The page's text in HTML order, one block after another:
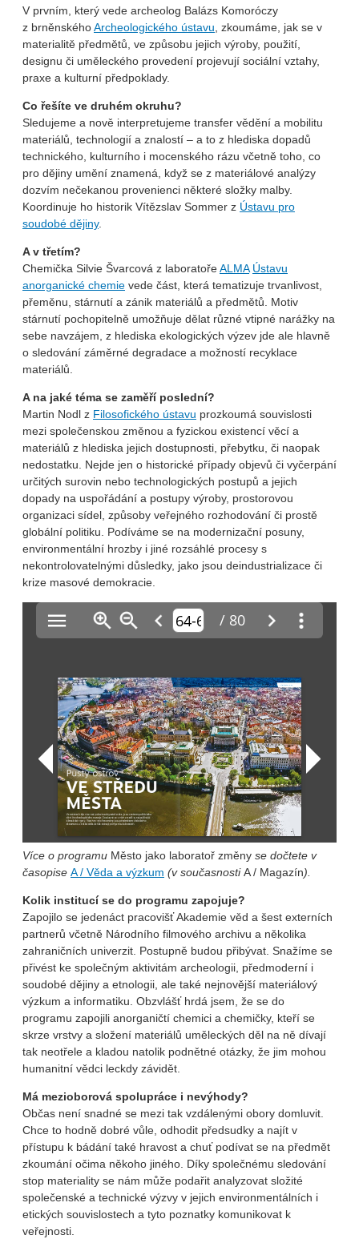
V prvním, který vede archeolog Balázs Komoróczy
z brněnskéhoArcheologického ústavu , zkoumáme, jak se v
materialitě předmětů, ve způsobu jejich výroby, použití,
designu či uměleckého provedení projevují sociální vztahy,
praxe a kulturní předpoklady.
Co řešíte ve druhém okruhu?
Sledujeme a nově interpretujeme transfer vědění a mobilitu
materiálů, technologií a znalostí – a to z hlediska dopadů
technického, kulturního i mocenského rázu včetně toho, co
pro dějiny umění znamená, když se z materiálové analýzy
dozvím nečekanou provenienci některé složky malby.
Koordinuje ho historik Vítězslav Sommer z Ústavu pro
soudobé dějiny.
A v třetím?
Chemička Silvie Švarcová z laboratořeALMA Ústavu
anorganické chemie vede část, která tematizuje trvanlivost,
přeměnu, stárnutí a zánik materiálů a předmětů. Motiv
stárnutí pochopitelně umožňuje dělat různé vtipné narážky na
sebe navzájem, z hlediska ekologických výzev jde ale hlavně
o sledování záměrné degradace a možností recyklace
materiálů.
A na jaké téma se zaměří poslední?
Martin Nodl z Filosofického ústavu prozkoumá souvislosti
mezi společenskou změnou a fyzickou existencí věcí a
materiálů z hlediska jejich dostupnosti, přebytku, či naopak
nedostatku. Nejde jen o historické případy objevů či vyčerpání
určitých surovin nebo technologických postupů a jejich
dopady na uspořádání a postupy výroby, prostorovou
organizaci sídel, způsoby veřejného rozhodování či prostě
globální politiku. Podíváme se na modernizační posuny,
environmentální hrozby i jiné rozsáhlé procesy s
nekontrolovatelnými důsledky, jako jsou deindustrializace či
krize masové demokracie.
Více o programu Město jako laboratoř změny se dočtete v
časopise A / Věda a výzkum (v současnostiA / Magazín).
Kolik institucí se do programu zapojuje?
Zapojilo se jedenáct pracovišť Akademie věd a šest externích
partnerů včetně Národního filmového archivu a několika
zahraničních univerzit. Postupně budou přibývat. Snažíme se
přivést ke společným aktivitám archeologii, předmoderní i
soudobé dějiny a etnologii, ale také nejnovější materiálový
výzkum a informatiku. Obzvlášť hrdá jsem, že se do
programu zapojili anorganičtí chemici a chemičky, kteří se
skrze vrstvy a složení materiálů uměleckých děl na ně dívají
tak neotřele a kladou natolik podnětné otázky, že jim mohou
humanitní vědci leckdy závidět.
Má mezioborová spolupráce i nevýhody?
Občas není snadné se mezi tak vzdálenými obory domluvit.
Chce to hodně dobré vůle, odhodit předsudky a najít v
přístupu k bádání také hravost a chuť podívat se na předmět
zkoumání očima někoho jiného. Díky společnému sledování
stop materiality se nám může podařit analyzovat složité
společenské a technické výzvy v jejich environmentálních i
etických souvislostech a tyto poznatky komunikovat k
veřejnosti.